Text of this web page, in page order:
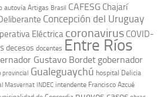
autovía Artigas Brasil CAFESG Chajarí
Concepción del Uruguay
Eléctrica coronavirus COVID-
decesos docentes Entre Ríos
Gustavo Bordet gobernador
provincial Gualeguaychú hospital Delicia
Masvernat INDEC intendente Francisco Azcué